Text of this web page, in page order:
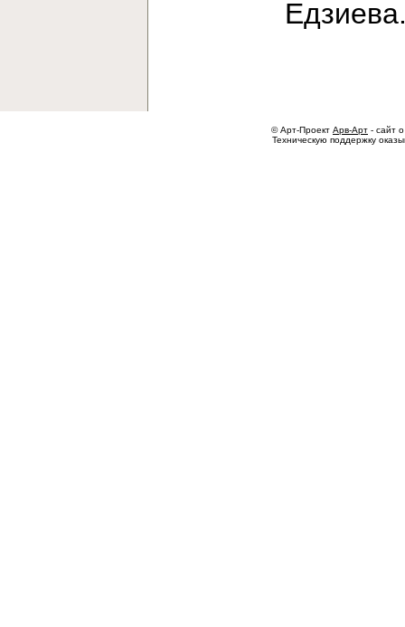
© Арт-Проект Арв-Арт - сайт
Техническую поддержку